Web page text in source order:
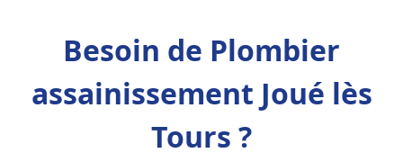
Besoin de Plombier
assainissement Joué lès
Tours ?